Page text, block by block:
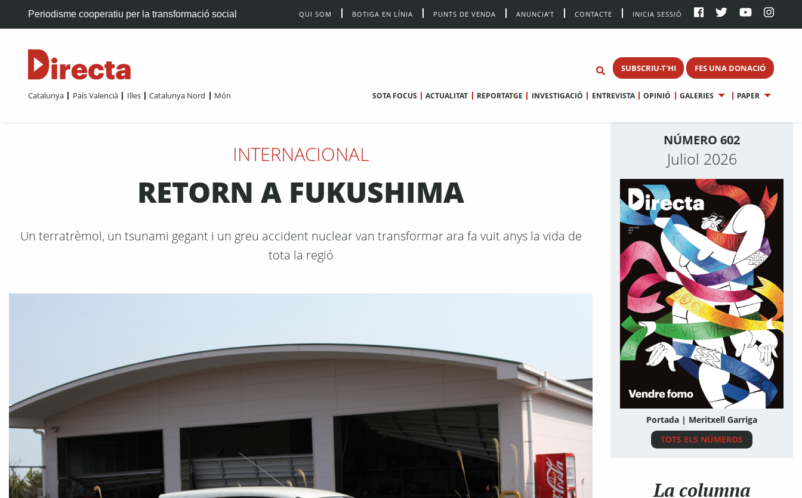
Periodisme cooperatiu per la transformació social QUI SOM BOTIGA EN LÍNIA PUNTS DE VENDA ANUNCIA’T CONTACTE INICIA SESSIÓ
SUBSCRIU-T'HI FES UNA DONACIÓ
Catalunya País Valencià Illes Catalunya Nord Món SOTA FOCUS ACTUALITAT REPORTATGE INVESTIGACIÓ ENTREVISTA OPINIÓ GALERIES PAPER
INTERNACIONAL
RETORN A FUKUSHIMA
Un terratrèmol, un tsunami gegant i un greu accident nuclear van transformar ara fa vuit anys la vida de
tota la regió
NÚMERO 602
Juliol 2026
Portada | Meritxell Garriga
TOTS ELS NÚMEROS
La columna